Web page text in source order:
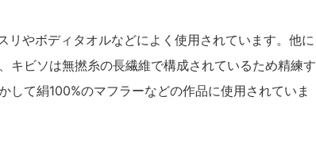
やボディタオルなどによく使用されています。他に
キビソは無撚糸の長繊維で構成されているため精練す
て絹100%のマフラーなどの作品に使用されていま